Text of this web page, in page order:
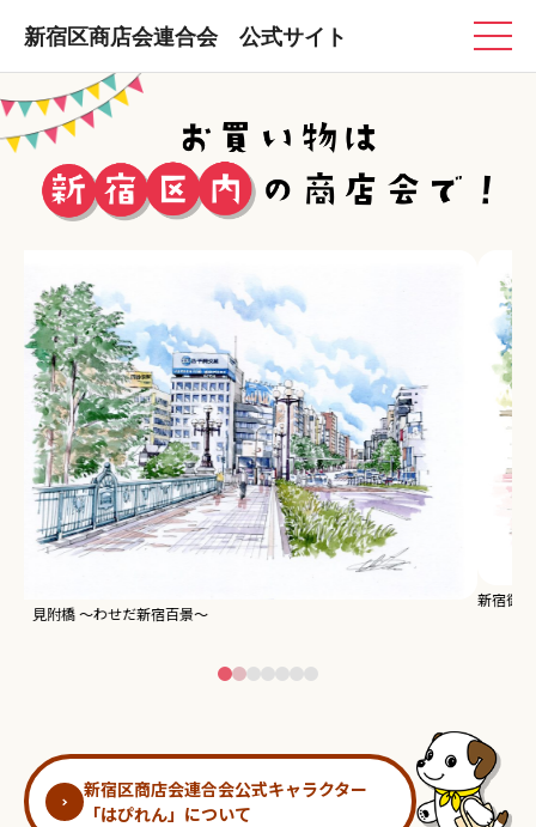
新宿区商店会連合会 公式サイト
新宿区商店会連合会公式キャラクター
「はぴれん」について